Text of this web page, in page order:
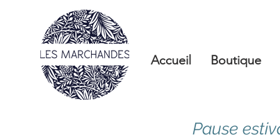
Accueil Boutique
Pause